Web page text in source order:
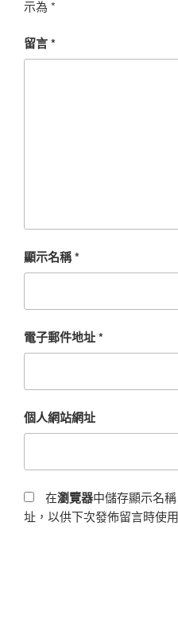
示為 *
留言*
顯示名稱*
電子郵件地址*
個人網站網址
在瀏覽器中儲存顯示名
址，以供下次發佈留言時使用